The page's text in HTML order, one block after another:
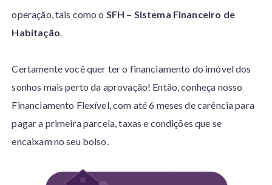
operação, tais como o SFH – Sistema Financeiro de
Habitação
Certamente você quer ter o financiamento do imóvel dos
sonhos mais perto da aprovação! Então, conheça nosso
Financiamento Flexível, com até 6 meses de carência para
pagar a primeira parcela, taxas e condições que se
encaixam no seu bolso.